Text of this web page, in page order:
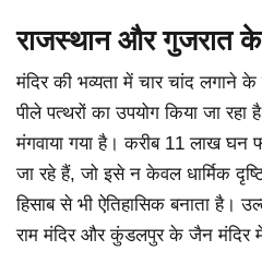
राजस्थान और गुजरात के
मंदिर की भव्यता में चार चांद लगाने
पीले पत्थरों का उपयोग किया जा
मंगवाया गया है। करीब 11 लाख घन
जा रहे हैं, जो इसे न केवल धार्मिक
हिसाब से भी ऐतिहासिक बनाता है।
राम मंदिर और कुंडलपुर के जैन मंदिर